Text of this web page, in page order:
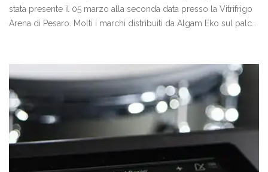
stata presente il 05 marzo alla seconda data presso la Vitrifrigo
Arena di Pesaro. Molti i marchi distribuiti da Algam Eko sul palco:
Sterling by Music Man, Martin & Co. e Quik Lok. Vi raccontiamo
come è andata.